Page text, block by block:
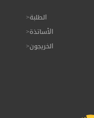
الطلبة
الأساتذة
الخريجون